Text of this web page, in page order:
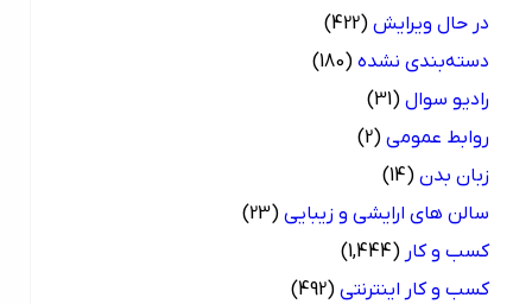
در حال ویرایش (422)
دسته‌بندی نشده (180)
رادیو سوال (31)
روابط عمومی (2)
زبان بدن (14)
سالن های ارایشی و زیبایی (23)
کسب و کار (1,444)
کسب و کار اینترنتی (492)